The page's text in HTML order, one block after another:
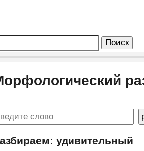
удивительный